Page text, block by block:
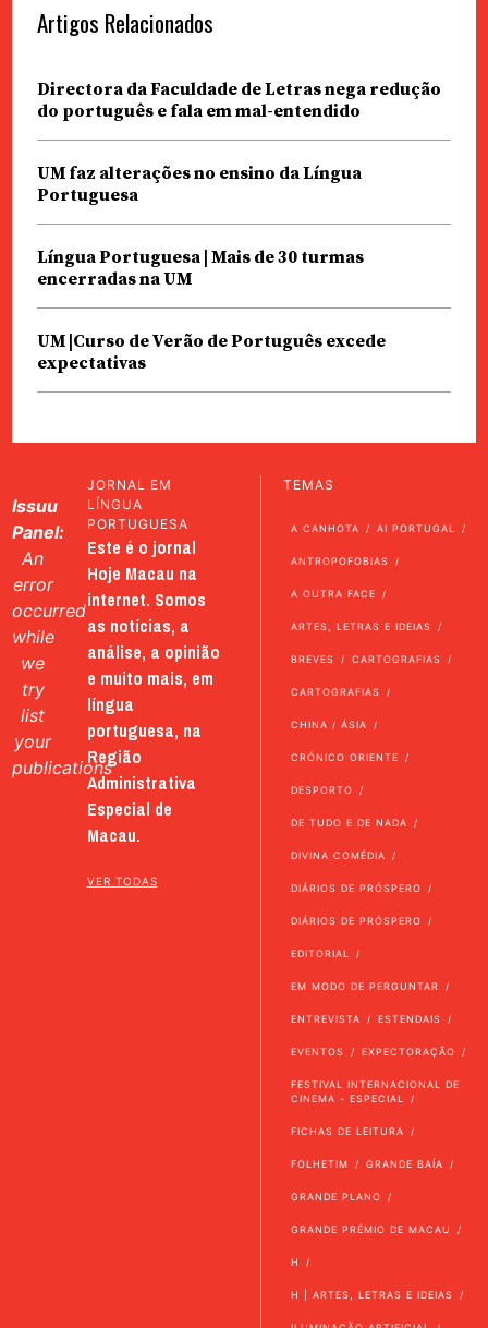
Artigos Relacionados
Directora da Faculdade de Letras nega redução
do português e fala em mal-entendido
UM faz alterações no ensino da Língua
Portuguesa
Língua Portuguesa | Mais de 30 turmas
encerradas na UM
UM |Curso de Verão de Português excede
expectativas
Issuu
Panel:
An
error
occurred
while
we
try
list
your
publications
JORNAL EM
LÍNGUA
PORTUGUESA
Este é o jornal
Hoje Macau na
internet. Somos
as notícias, a
análise, a opinião
e muito mais, em
língua
portuguesa, na
Região
Administrativa
Especial de
Macau.
VER TODAS
TEMAS
A CANHOTA AI PORTUGAL
ANTROPOFOBIAS
A OUTRA FACE
ARTES, LETRAS E IDEIAS
BREVES CARTOGRAFIAS
CARTOGRAFIAS
CHINA / ÁSIA
CRÓNICO ORIENTE
DESPORTO
DE TUDO E DE NADA
DIVINA COMÉDIA
DIÁRIOS DE PRÓSPERO
DIÁRIOS DE PRÓSPERO
EDITORIAL
EM MODO DE PERGUNTAR
ENTREVISTA ESTENDAIS
EVENTOS EXPECTORAÇÃO
FESTIVAL INTERNACIONAL DE
CINEMA - ESPECIAL
FICHAS DE LEITURA
FOLHETIM GRANDE BAÍA
GRANDE PLANO
GRANDE PRÉMIO DE MACAU
H
H | ARTES, LETRAS E IDEIAS